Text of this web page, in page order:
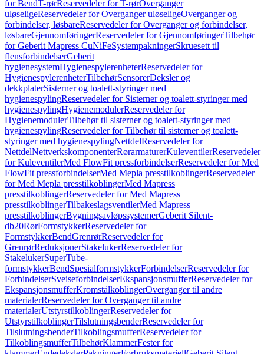
for BendT-rørReservedeler for T-rørOverganger
uløseligeReservedeler for Overganger uløseligeOverganger og
forbindelser, løsbareReservedeler for Overganger og forbindelser,
løsbareGjennomføringerReservedeler for GjennomføringerTilbehør
for Geberit Mapress CuNiFeSystempakningerSkruesett til
flensforbindelserGeberit
hygienesystemHygienespylerenheterReservedeler for
HygienespylerenheterTilbehørSensorerDeksler og
dekkplaterSisterner og toalett-styringer med
hygienespylingReservedeler for Sisterner og toalett-styringer med
hygienespylingHygienemodulerReservedeler for
HygienemodulerTilbehør til sisterner og toalett-styringer med
hygienespylingReservedeler for Tilbehør til sisterner og toalett-
styringer med hygienespylingNettdelReservedeler for
NettdelNettverkskomponenterRørarmaturerKuleventilerReservedeler
for KuleventilerMed FlowFit pressforbindelserReservedeler for Med
FlowFit pressforbindelserMed Mepla presstilkoblingerReservedeler
for Med Mepla presstilkoblingerMed Mapress
presstilkoblingerReservedeler for Med Mapress
presstilkoblingerTilbakeslagsventilerMed Mapress
presstilkoblingerBygningsavløpssystemerGeberit Silent-
db20RørFormstykkerReservedeler for
FormstykkerBendGrenrørReservedeler for
GrenrørReduksjonerStakelukerReservedeler for
StakelukerSuperTube-
formstykkerBendSpesialformstykkerForbindelserReservedeler for
ForbindelserSveiseforbindelserEkspansjonsmufferReservedeler for
EkspansjonsmufferKromstålkoblingerOverganger til andre
materialerReservedeler for Overganger til andre
materialerUtstyrstilkoblingerReservedeler for
UtstyrstilkoblingerTilslutningsbenderReservedeler for
TilslutningsbenderTilkoblingsmufferReservedeler for
TilkoblingsmufferTilbehørKlammerFester for